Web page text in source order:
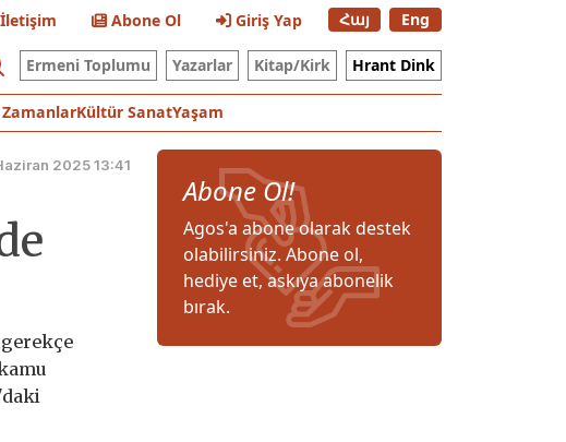
İletişim Abone Ol Giriş Yap Հայ Eng
Ermeni Toplumu Yazarlar Kitap/Kirk Hrant Dink
Kültür SanatYaşam
2025 13:41
Abone Ol!
Agos'a abone olarak destek
olabilirsiniz. Abone ol,
hediye et, askıya abonelik
bırak.